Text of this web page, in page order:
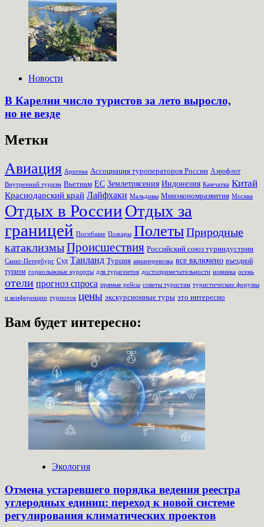
Новости
В Карелии число туристов за лето выросло,
но не везде
Метки
Авиация Арктика Ассоциация туроператоров России Аэрофлот
Внутренний туризм Вьетнам ЕС Землетрясения Индонезия Камчатка Китай
Краснодарский край Лайфхаки Мальдивы Минэкономразвития Москва
Отдых в РоссииОтдых за
границей Погибшие Пожары ПолетыПриродные
катаклизмыПроисшествия Российский союз туриндустрии
Санкт-Петербург Суд Таиланд Турция авиаперевозка все включено въездной
туризм горнолыжные курорты для турагентов достопримечательности новинка осень
отели прогноз спроса прямые рейсы советы туристам туристические форумы
и конференции турпоток цены экскурсионные туры это интересно
Вам будет интересно:
Экология
Отмена устаревшего порядка ведения реестра
углеродных единиц: переход к новой системе
регулирования климатических проектов